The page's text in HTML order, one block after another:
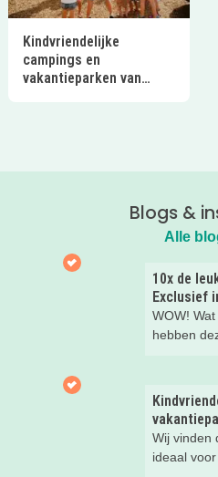
Kindvriendelijke
campings en
vakantieparken van
Blogs &
Alle
10x de
Exclusief
WOW!
hebben
boek een
kind(eren).
Nederland
Wij vinden
ideaal